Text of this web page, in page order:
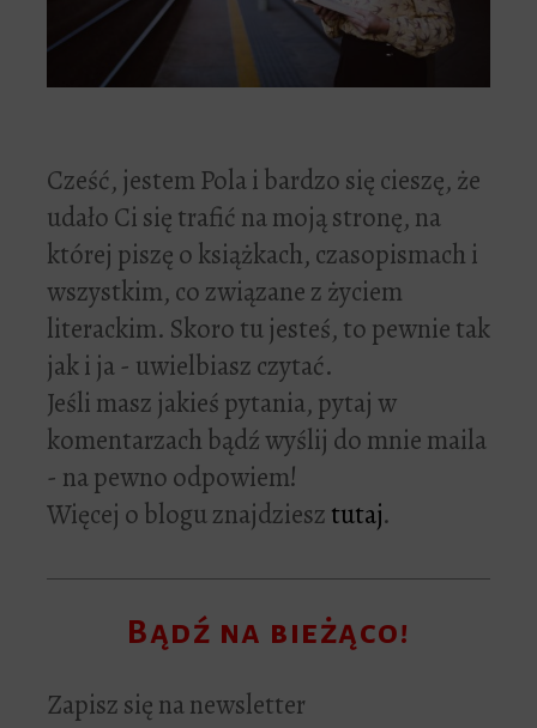
Cześć, jestem Pola i bardzo się cieszę, że
udało Ci się trafić na moją stronę, na
której piszę o książkach, czasopismach i
wszystkim, co związane z życiem
literackim. Skoro tu jesteś, to pewnie tak
jak i ja - uwielbiasz czytać.
Jeśli masz jakieś pytania, pytaj w
komentarzach bądź wyślij do mnie maila
- na pewno odpowiem!
Więcej o blogu znajdziesztutaj.
Bądź na bieżąco!
Zapisz się na newsletter